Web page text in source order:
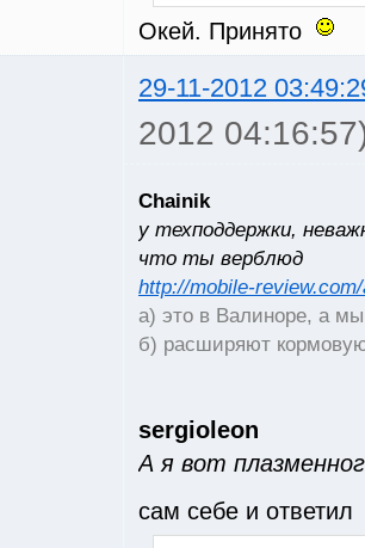
Окей. Принято
29-11-2012
2012
Chainik
у техподдержки,
что ты верблюд
http://mobile-
а) это в Валиноре, а
б) расширяют
sergioleon
А я вот
сам себе и ответил